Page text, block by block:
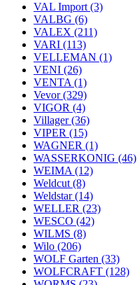
VAL Import (3)
VALBG (6)
VALEX (211)
VARI (113)
VELLEMAN (1)
VENI (26)
VENTA (1)
Vevor(329)
VIGOR (4)
Villager(36)
VIPER (15)
WAGNER (1)
WASSERKONIG (46)
WEIMA (12)
Weldcut (8)
Weldstar(14)
WELLER (23)
WESCO (42)
WILMS (8)
Wilo (206)
WOLF Garten (33)
WOLFCRAFT (128)